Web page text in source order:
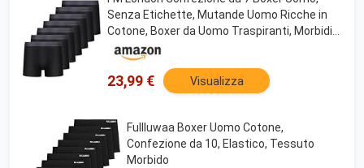
Senza Etichette, Mutande Uomo Ricche in
Cotone, Boxer da Uomo Traspiranti, Morbidi
ed Elastici, Nero, 4XL
23,99 € Visualizza
Fullluwaa Boxer Uomo Cotone,
Confezione da 10, Elastico, Tessuto
Morbido